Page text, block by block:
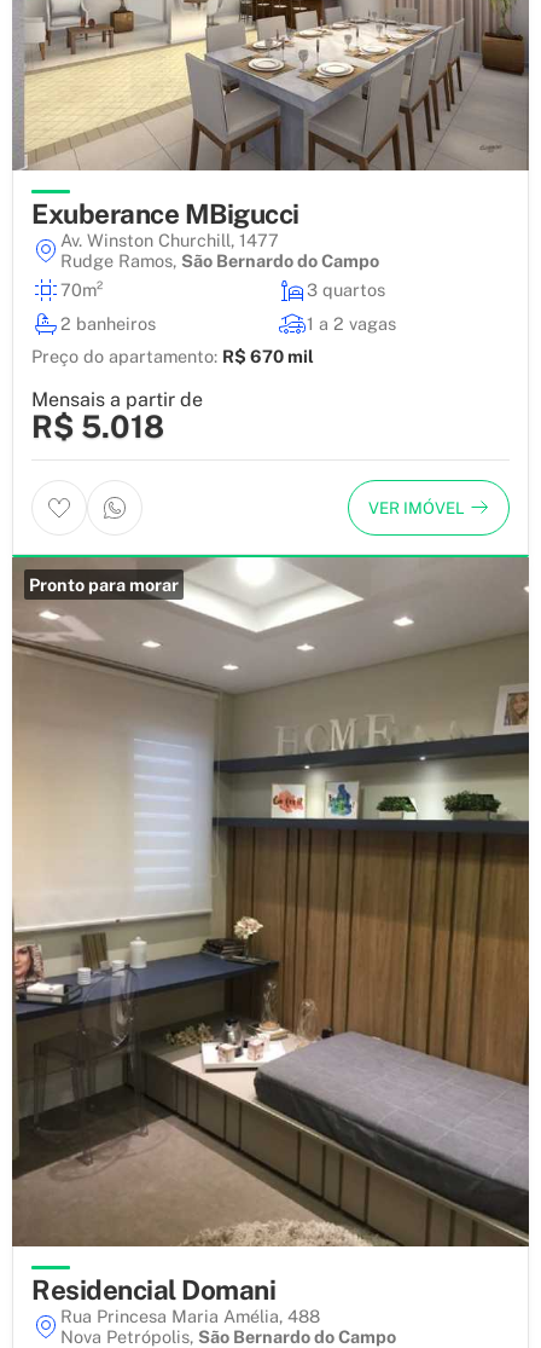
Exuberance MBigucci
Av. Winston Churchill, 1477
Rudge Ramos, São Bernardo do Campo
70m²
3 quartos
2 banheiros
1 a 2 vagas
Preço do apartamento: R$ 670 mil
Mensais a partir de
R$ 5.018
VER IMÓVEL
Pronto para morar
Residencial Domani
Rua Princesa Maria Amélia, 488
Nova Petrópolis, São Bernardo do Campo